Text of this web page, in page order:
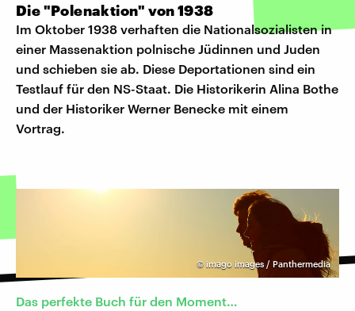
Die "Polenaktion" von 1938
Im Oktober 1938 verhaften die Nationalsozialisten in
einer Massenaktion polnische Jüdinnen und Juden
und schieben sie ab. Diese Deportationen sind ein
Testlauf für den NS-Staat. Die Historikerin Alina Bothe
und der Historiker Werner Benecke mit einem
Vortrag.
© imago images / Panthermedia
Das perfekte Buch für den Moment…